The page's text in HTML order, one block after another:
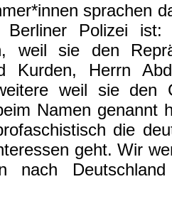
sprachen
Berliner Polizei ist:
weil sie den
Kurden, Herrn
weil sie den
Namen genannt
die
geht. Wir
nach